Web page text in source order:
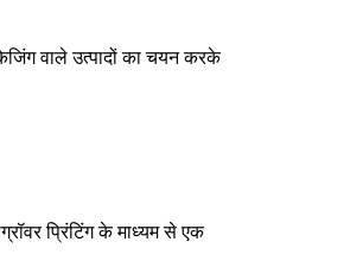
वाले उत्पादों का चयन करके
प्रिंटिंग के माध्यम से एक